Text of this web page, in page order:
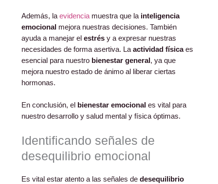
Además, la evidencia muestra que la inteligencia
emocional mejora nuestras decisiones. También
ayuda a manejar el estrés y a expresar nuestras
necesidades de forma asertiva. La actividad físicaes
esencial para nuestro bienestar general , ya que
mejora nuestro estado de ánimo al liberar ciertas
hormonas.
En conclusión, el bienestar emocional es vital para
nuestro desarrollo y salud mental y física óptimas.
Identificando señales de
desequilibrio emocional
Es vital estar atento a las señales de desequilibrio